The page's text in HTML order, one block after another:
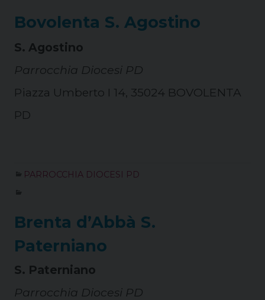
Bovolenta S. Agostino
S. Agostino
Parrocchia Diocesi PD
Piazza Umberto I 14, 35024 BOVOLENTA
PD
PARROCCHIA DIOCESI PD
Brenta d’Abbà S.
Paterniano
S. Paterniano
Parrocchia Diocesi PD